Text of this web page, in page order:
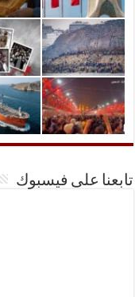
تابعنا على فيسبوك